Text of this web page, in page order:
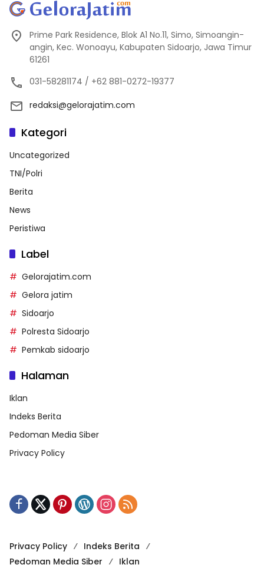
Prime Park Residence, Blok A1 No.11, Simo, Simoangin-
angin, Kec. Wonoayu, Kabupaten Sidoarjo, Jawa Timur
61261
031-58281174 / +62 881-0272-19377
redaksi@gelorajatim.com
Kategori
Uncategorized
TNI/Polri
Berita
News
Peristiwa
Label
Gelorajatim.com
Gelora jatim
Sidoarjo
Polresta Sidoarjo
Pemkab sidoarjo
Halaman
Iklan
Indeks Berita
Pedoman Media Siber
Privacy Policy
Privacy Policy
Indeks Berita
Pedoman Media Siber
Iklan